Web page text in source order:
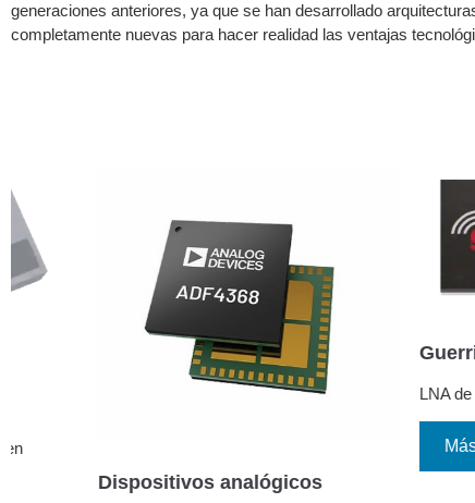
generaciones anteriores, ya que se han desarrollado
completamente nuevas para hacer realidad las ventajas
ADF4368
Dispositivos analógicos
Guerrilla RF
LNA de ganancia
Más